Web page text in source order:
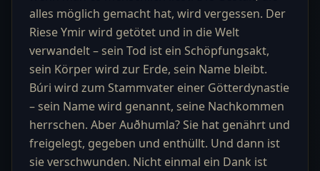
alles möglich gemacht hat, wird vergessen. Der
Riese Ymir wird getötet und in die Welt
verwandelt – sein Tod ist ein Schöpfungsakt,
sein Körper wird zur Erde, sein Name bleibt.
Búri wird zum Stammvater einer Götterdynastie
– sein Name wird genannt, seine Nachkommen
herrschen. Aber Auðhumla? Sie hat genährt und
freigelegt, gegeben und enthüllt. Und dann ist
sie verschwunden. Nicht einmal ein Dank ist